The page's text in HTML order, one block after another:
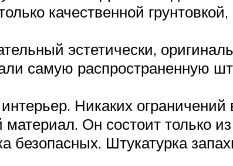
качественной
эстетически,
самую распространенную
Никаких
материал. Он состоит только
безопасных. Штукатурка